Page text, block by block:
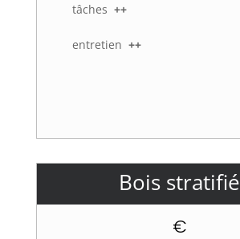
tâches ++
entretien ++
Bois stratifié
€